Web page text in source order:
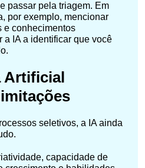
passar pela triagem. Em
por exemplo, mencionar
e conhecimentos
a IA a identificar que você
Artificial
seletivos, a IA ainda
capacidade de